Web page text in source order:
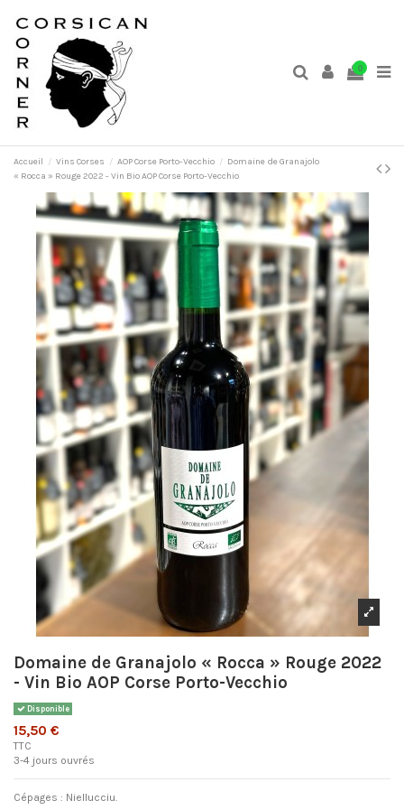
0
Accueil Vins Corses AOP Corse Porto-Vecchio
Domaine de Granajolo
« Rocca » Rouge 2022 - Vin Bio AOP Corse Porto-Vecchio
Domaine de Granajolo « Rocca » Rouge 2022
- Vin Bio AOP Corse Porto-Vecchio
Disponible
15,50 €
TTC
3-4 jours ouvrés
Cépages : Niellucciu.